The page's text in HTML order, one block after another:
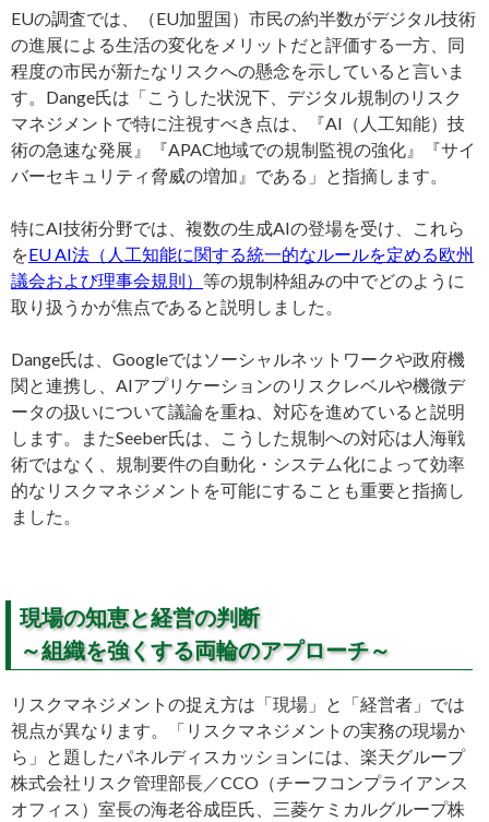
EUの調査では、（EU加盟国）市民の約半数がデジタル技術
の進展による生活の変化をメリットだと評価する一方、同
程度の市民が新たなリスクへの懸念を示していると言いま
す。Dange氏は「こうした状況下、デジタル規制のリスク
マネジメントで特に注視すべき点は、『AI（人工知能）技
術の急速な発展』『APAC地域での規制監視の強化』『サイ
バーセキュリティ脅威の増加』である」と指摘します。
特にAI技術分野では、複数の生成AIの登場を受け、これら
をEU AI法（人工知能に関する統一的なルールを定める欧州
議会および理事会規則） 等の規制枠組みの中でどのように
取り扱うかが焦点であると説明しました。
Dange氏は、Googleではソーシャルネットワークや政府機
関と連携し、AIアプリケーションのリスクレベルや機微デ
ータの扱いについて議論を重ね、対応を進めていると説明
します。またSeeber氏は、こうした規制への対応は人海戦
術ではなく、規制要件の自動化・システム化によって効率
的なリスクマネジメントを可能にすることも重要と指摘し
ました。
現場の知恵と経営の判断
～組織を強くする両輪のアプローチ～
リスクマネジメントの捉え方は「現場」と「経営者」では
視点が異なります。「リスクマネジメントの実務の現場か
ら」と題したパネルディスカッションには、楽天グループ
株式会社リスク管理部長／CCO（チーフコンプライアンス
オフィス）室長の海老谷成臣氏、三菱ケミカルグループ株